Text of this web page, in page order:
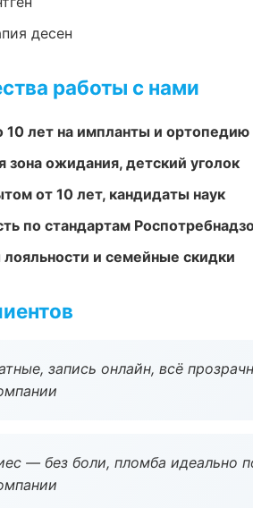
десен
работы с нами
10 лет на импланты и ортопедию
зона ожидания, детский уголок
от 10 лет, кандидаты наук
по стандартам
и семейные скидки
запись онлайн, всё
— без боли, пломба идеально